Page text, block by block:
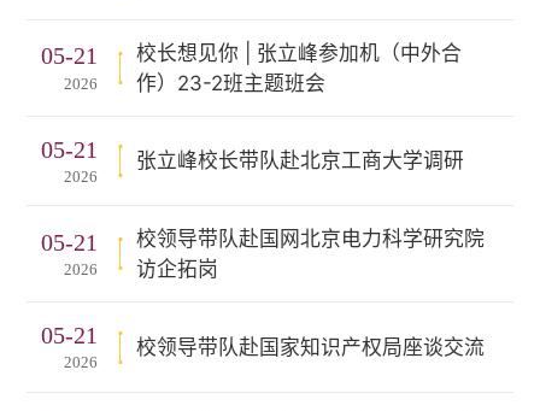
05-21
2026
校长想见你 | 张立峰参加机（中外合
作）23-2班主题班会
05-21
2026
张立峰校长带队赴北京工商大学调研
05-21
2026
校领导带队赴国网北京电力科学研究院
访企拓岗
05-21
2026
校领导带队赴国家知识产权局座谈交流